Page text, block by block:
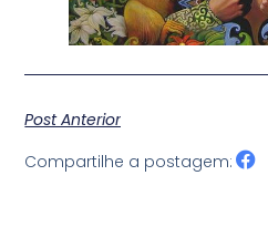
Post Anterior
Compartilhe a postagem: